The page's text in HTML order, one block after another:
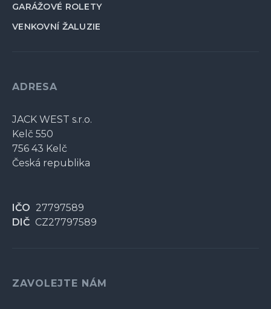
GARÁŽOVÉ ROLETY
VENKOVNÍ ŽALUZIE
ADRESA
JACK WEST s.r.o.
Kelč 550
756 43 Kelč
Česká republika
IČO 27797589
DIČ CZ27797589
ZAVOLEJTE NÁM